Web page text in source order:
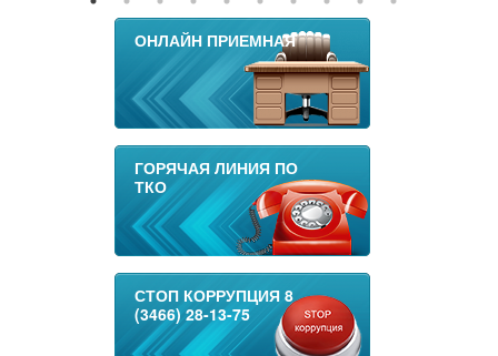
ОНЛАЙН ПРИЕМНАЯ
ГОРЯЧАЯ ЛИНИЯ ПО
ТКО
СТОП КОРРУПЦИЯ 8
(3466) 28-13-75